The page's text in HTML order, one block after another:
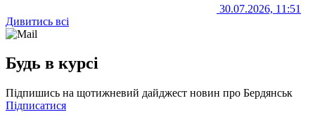
30.07.2026, 11:51
Дивитись всі
Будь в курсі
Підпишись на щотижневий дайджест новин про Бердянськ
Підписатися